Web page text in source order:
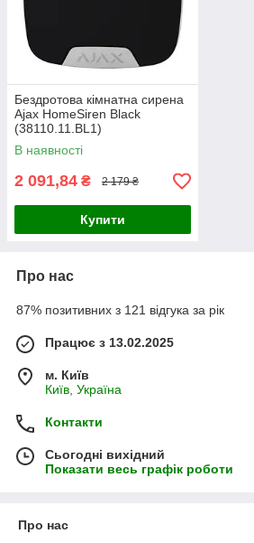
Бездротова кімнатна сирена
Ajax HomeSiren Black
(38110.11.BL1)
В наявності
2 091,84 ₴ 2 179 ₴
Купити
Про нас
87% позитивних з 121 відгука за рік
Працює з 13.02.2025
м. Київ
Київ, Україна
Контакти
Сьогодні вихідний
Показати весь графік роботи
Про нас